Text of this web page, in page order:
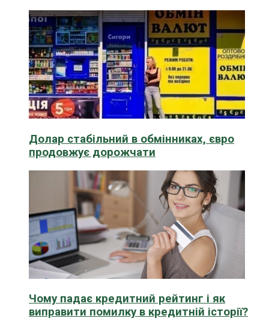
Долар стабільний в обмінниках, євро
продовжує дорожчати
Чому падає кредитний рейтинг і як
виправити помилку в кредитній історії?